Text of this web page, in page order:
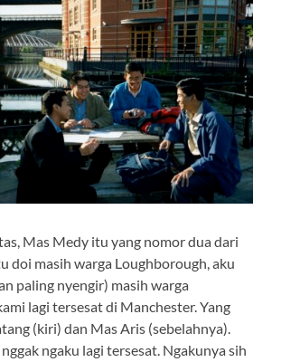
Mas Medy itu yang nomor dua dari
doi masih warga Loughborough, aku
paling nyengir) masih warga
lagi tersesat di Manchester. Yang
(kiri) dan Mas Aris (sebelahnya).
ngaku lagi tersesat. Ngakunya sih